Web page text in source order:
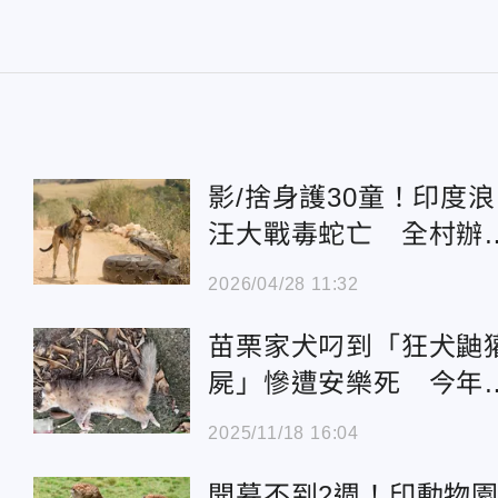
影/捨身護30童！印度浪
汪大戰毒蛇亡 全村辦
禮送別狗英雄
2026/04/28 11:32
苗栗家犬叼到「狂犬鼬
屍」慘遭安樂死 今年5
例現蹤
2025/11/18 16:04